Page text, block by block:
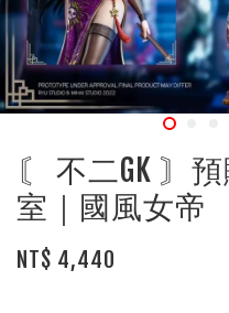
〘 不二GK 〙
室｜國風女帝
NT$ 4,440